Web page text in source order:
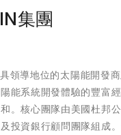
集團
領導地位的太陽能開發
能系統開發體驗的豐富
。核心團隊由美國杜邦
投資銀行顧問團隊組成